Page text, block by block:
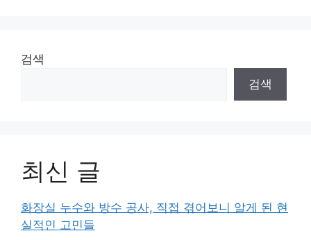
검색
검색
최신 글
화장실 누수와 방수 공사, 직접 겪어보니 알게 된 현
실적인 고민들